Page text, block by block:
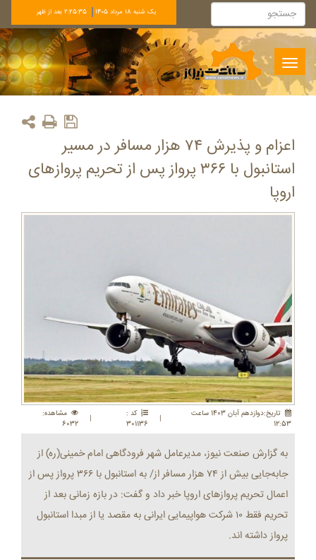
يک شنبه 18 مرداد 1405 2:25:35 بعد از ظهر
Toggle
navigation
اعزام و پذیرش ۷۴ هزار مسافر در مسیر
استانبول با ۳۶۶ پرواز پس از تحریم پروازهای
اروپا
تاريخ:دوازدهم آبان 1403 ساعت
12:53
|
کد :
301136
|
مشاهده:
6032
به گزارش صنعت نیوز، مدیرعامل شهر فرودگاهی امام خمینی(ره) از
جابه‌جایی بیش از ۷۴ هزار مسافر از/ به استانبول با ۳۶۶ پرواز پس از
اعمال تحریم پروازهای اروپا خبر داد و گفت: در بازه زمانی بعد از
تحریم فقط ۱۰ شرکت هواپیمایی ایرانی به مقصد یا از مبدا استانبول
پرواز داشته اند.